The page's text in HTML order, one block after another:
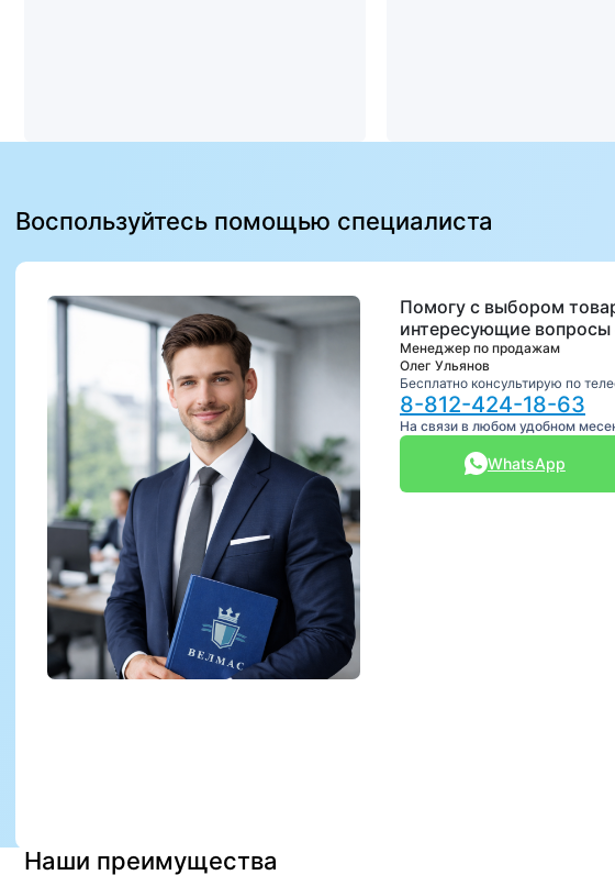
Воспользуйтесь помощью специалиста
Помогу с выбором
интересующие вопросы
Менеджер по продажам
Олег Ульянов
Бесплатно консультирую по
8-812-424-18-63
На связи в любом удобном
WhatsApp
Наши преимущества